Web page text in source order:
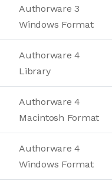
Authorware 3
Windows Format
Authorware 4
Library
Authorware 4
Macintosh Format
Authorware 4
Windows Format